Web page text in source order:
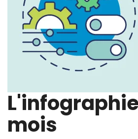
L'infographie
mois